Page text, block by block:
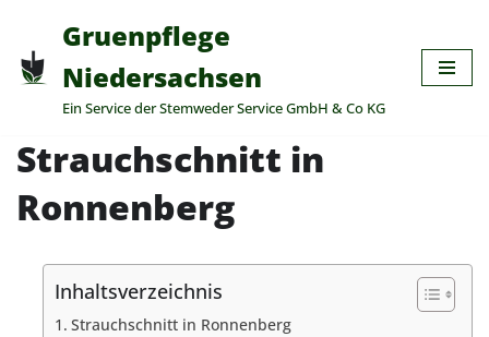
Zum
Inhalt
springen
Gruenpflege
Niedersachsen
Ein Service der Stemweder Service GmbH & Co KG
Strauchschnitt in
Ronnenberg
Inhaltsverzeichnis
Strauchschnitt in Ronnenberg